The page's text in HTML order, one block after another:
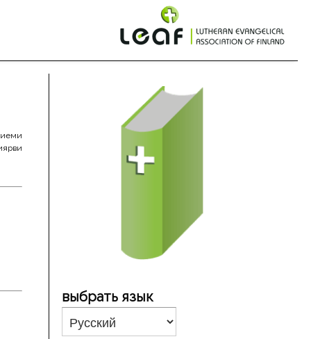
выбрать язык